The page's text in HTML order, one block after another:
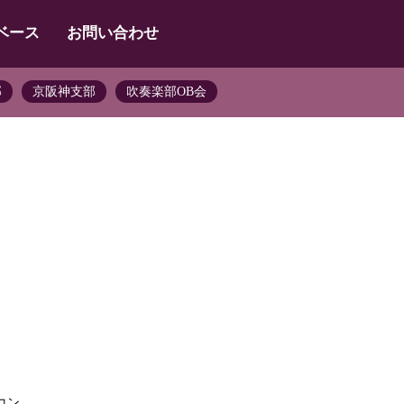
ース お問い合わせ
京阪神支部 吹奏楽部OB会